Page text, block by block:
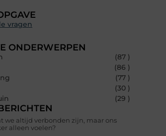
vragen
ONDERWERPEN
(87 )
(86 )
(77 )
(30 )
(29 )
we altijd verbonden zijn, maar ons
alleen voelen?